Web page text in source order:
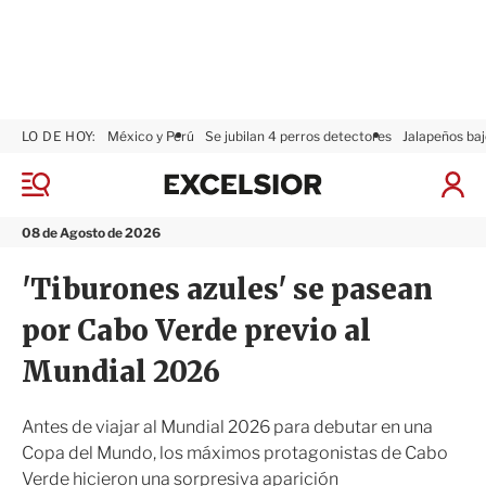
M
n
08 de Agosto de 2026
LO DE HOY: México y Perú Se jubilan 4 perros detectores Jalapeños
I
x
i
r
'Tiburones azules' se pasean
por Cabo Verde previo al
Mundial 2026
Antes de viajar al Mundial 2026 para debutar en una
Copa del Mundo, los máximos protagonistas de Cabo
Verde hicieron una sorpresiva aparición